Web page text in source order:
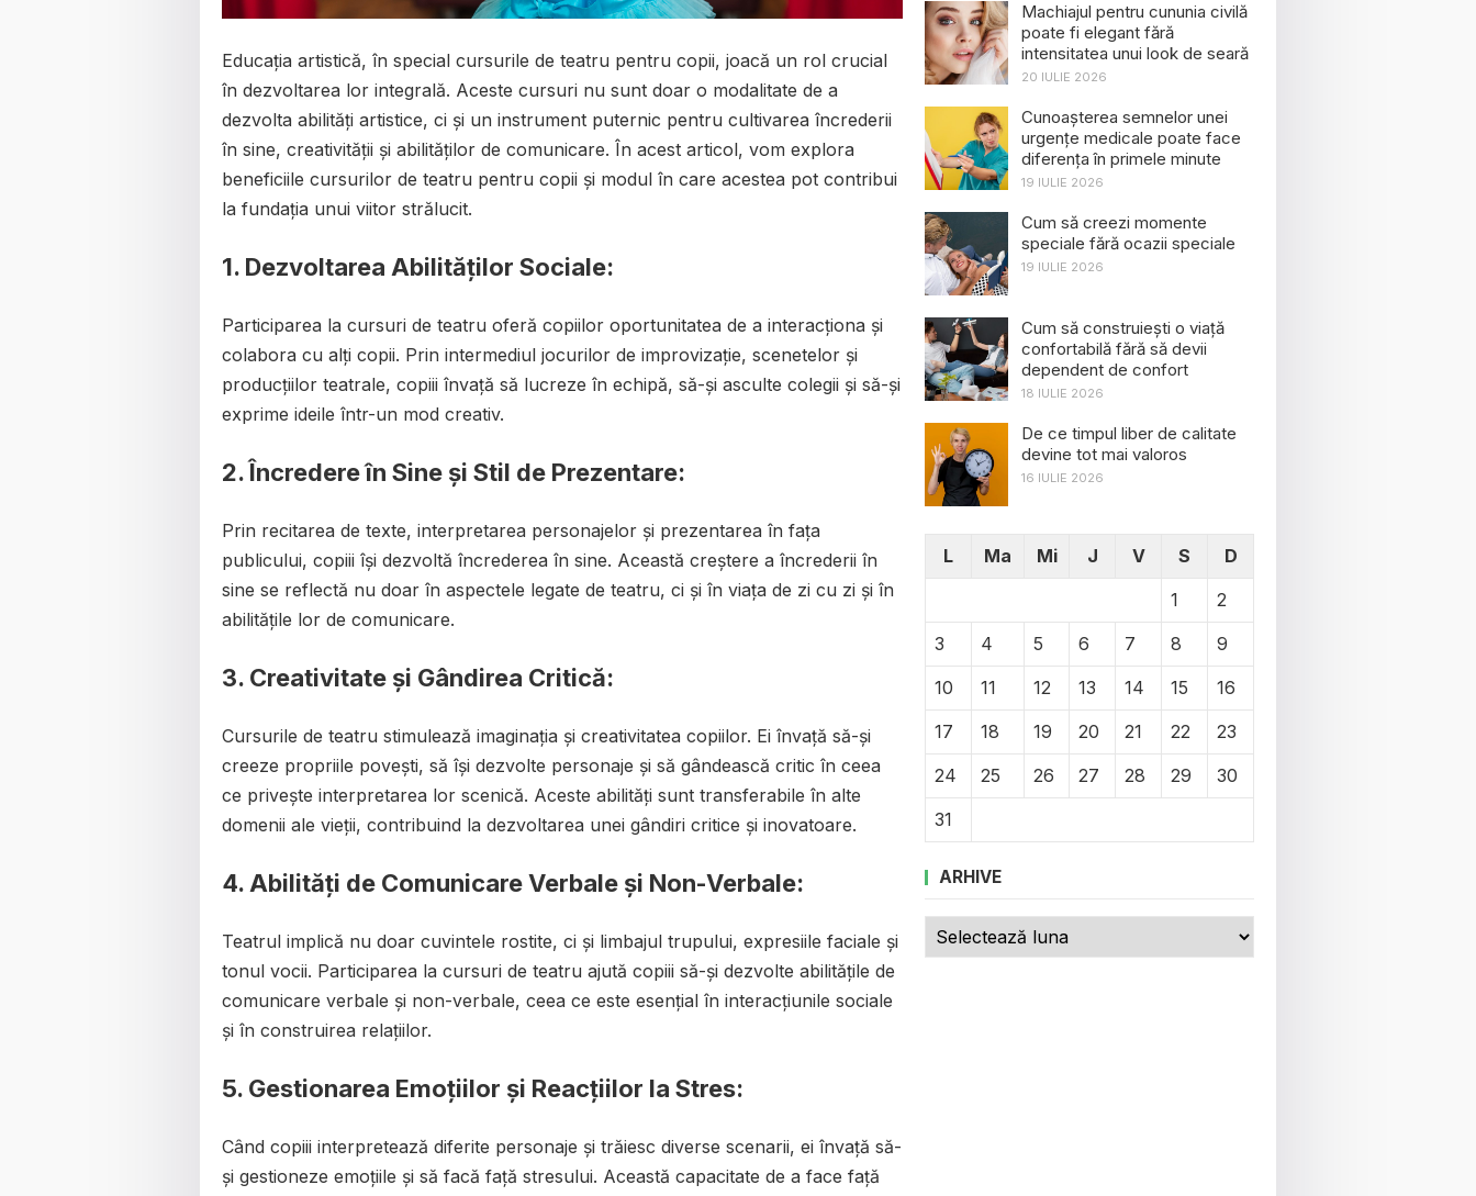
Educația artistică, în special cursurile de teatru pentru copii, joacă un rol crucial
în dezvoltarea lor integrală. Aceste cursuri nu sunt doar o modalitate de a
dezvolta abilități artistice, ci și un instrument puternic pentru cultivarea încrederii
în sine, creativității și abilităților de comunicare. În acest articol, vom explora
beneficiile cursurilor de teatru pentru copii și modul în care acestea pot contribui
la fundația unui viitor strălucit.
1. Dezvoltarea Abilităților Sociale:
Participarea la cursuri de teatru oferă copiilor oportunitatea de a interacționa și
colabora cu alți copii. Prin intermediul jocurilor de improvizație, scenetelor și
producțiilor teatrale, copiii învață să lucreze în echipă, să-și asculte colegii și să-și
exprime ideile într-un mod creativ.
2. Încredere în Sine și Stil de Prezentare:
Prin recitarea de texte, interpretarea personajelor și prezentarea în fața
publicului, copiii își dezvoltă încrederea în sine. Această creștere a încrederii în
sine se reflectă nu doar în aspectele legate de teatru, ci și în viața de zi cu zi și în
abilitățile lor de comunicare.
3. Creativitate și Gândirea Critică:
Cursurile de teatru stimulează imaginația și creativitatea copiilor. Ei învață să-și
creeze propriile povești, să își dezvolte personaje și să gândească critic în ceea
ce privește interpretarea lor scenică. Aceste abilități sunt transferabile în alte
domenii ale vieții, contribuind la dezvoltarea unei gândiri critice și inovatoare.
4. Abilități de Comunicare Verbale și Non-Verbale:
Teatrul implică nu doar cuvintele rostite, ci și limbajul trupului, expresiile faciale și
tonul vocii. Participarea la cursuri de teatru ajută copiii să-și dezvolte abilitățile de
comunicare verbale și non-verbale, ceea ce este esențial în interacțiunile sociale
și în construirea relațiilor.
5. Gestionarea Emoțiilor și Reacțiilor la Stres:
Când copiii interpretează diferite personaje și trăiesc diverse scenarii, ei învață să-
și gestioneze emoțiile și să facă față stresului. Această capacitate de a face față
Machiajul pentru cununia civilă
poate fi elegant fără
intensitatea unui look de seară
20 IULIE 2026
Cunoașterea semnelor unei
urgențe medicale poate face
diferența în primele minute
19 IULIE 2026
Cum să creezi momente
speciale fără ocazii speciale
19 IULIE 2026
Cum să construiești o viață
confortabilă fără să devii
dependent de confort
18 IULIE 2026
De ce timpul liber de calitate
devine tot mai valoros
16 IULIE 2026
L Ma Mi J V S
D
1
2
3
4 5 6 7 8
9
10
11 12 13 14 15
16
17
18 19 20 21 22
23
24
25 26 27 28 29
30
31
ARHIVE
Arhive